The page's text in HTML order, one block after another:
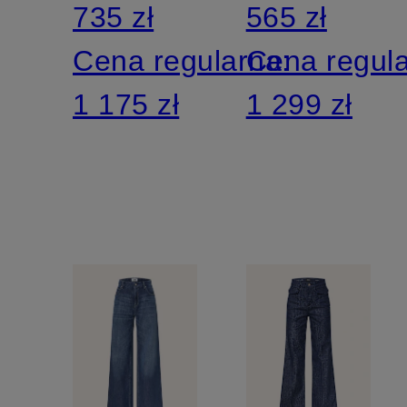
735 zł
Cena regularna:
1 175 zł
565 zł
Cena
1 299 zł